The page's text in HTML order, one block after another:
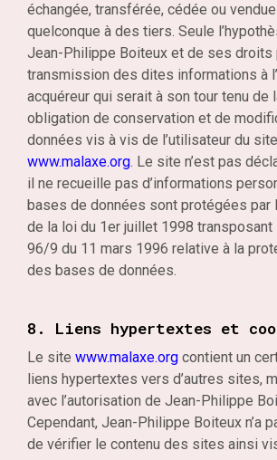
échangée, transférée, cédée ou
quelconque à des tiers. Seule
Jean-Philippe Boiteux et de ses droits
transmission des dites informations à
acquéreur qui serait à son tour tenu de
obligation de conservation et de
données vis à vis de l’utilisateur du site
www.malaxe.org. Le site n’est pas
il ne recueille pas d’informations
bases de données sont protégées
de la loi du 1er juillet 1998 transposant
96/9 du 11 mars 1996 relative à la
des bases de données.
8. Liens hypertextes et
Le site www.malaxe.org contient un
liens hypertextes vers d’autres sites,
avec l’autorisation de Jean-Philippe
Cependant, Jean-Philippe Boiteux n’a
de vérifier le contenu des sites ainsi